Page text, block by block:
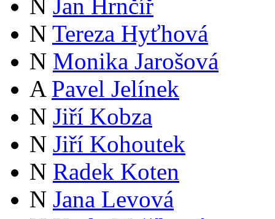
N Jan Hrnčíř
N Tereza Hyťhová
N Monika Jarošová
A Pavel Jelínek
N Jiří Kobza
N Jiří Kohoutek
N Radek Koten
N Jana Levová